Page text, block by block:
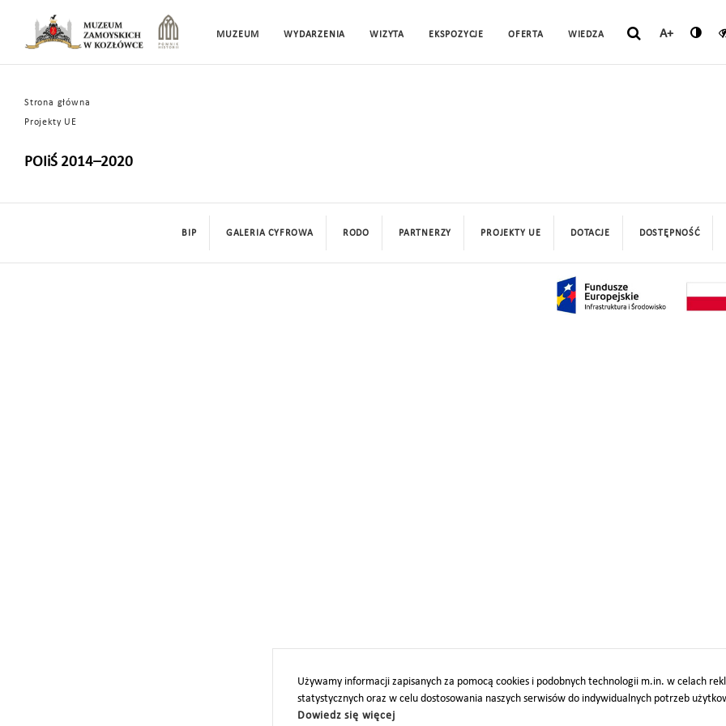
MUZEUM WYDARZENIA WIZYTA EKSPOZYCJE OFERTA WIEDZA A+
Strona główna
Projekty UE
POIiŚ 2014–2020
Używamy informacji zapisanych za pomocą cookies i podobnych technologii m.in. w celach
statystycznych oraz w celu dostosowania naszych serwisów do indywidualnych potrzeb
Dowiedz się więcej
BIP GALERIA CYFROWA RODO PARTNERZY PROJEKTY UE DOTACJE DOSTĘPNOŚĆ